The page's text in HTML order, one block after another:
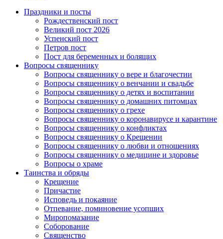
Праздники и посты
Рождественский пост
Великий пост 2026
Успенский пост
Петров пост
Пост для беременных и болящих
Вопросы священнику
Вопросы священнику о вере и благочестии
Вопросы священнику о венчании и свадьбе
Вопросы священнику о детях и воспитании
Вопросы священнику о домашних питомцах
Вопросы священнику о грехе
Вопросы священнику о коронавирусе и карантине
Вопросы священнику о конфликтах
Вопросы священнику о Крещении
Вопросы священнику о любви и отношениях
Вопросы священнику о медицине и здоровье
Вопросы о храме
Таинства и обряды
Крещение
Причастие
Исповедь и покаяние
Отпевание, поминовение усопших
Миропомазание
Соборование
Священство